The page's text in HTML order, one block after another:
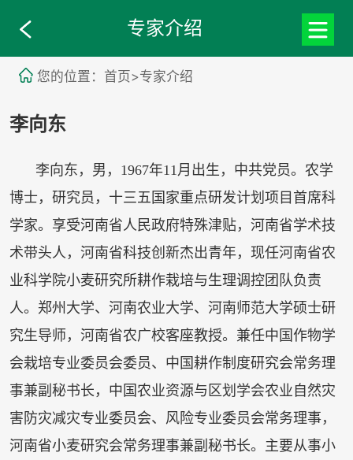
专家介绍
您的位置：首页>专家介绍
李向东
李向东，男，1967年11月出生，中共党员。农学
博士，研究员，十三五国家重点研发计划项目首席科
学家。享受河南省人民政府特殊津贴，河南省学术技
术带头人，河南省科技创新杰出青年，现任河南省农
业科学院小麦研究所耕作栽培与生理调控团队负责
人。郑州大学、河南农业大学、河南师范大学硕士研
究生导师，河南省农广校客座教授。兼任中国作物学
会栽培专业委员会委员、中国耕作制度研究会常务理
事兼副秘书长，中国农业资源与区划学会农业自然灾
害防灾减灾专业委员会、风险专业委员会常务理事，
河南省小麦研究会常务理事兼副秘书长。主要从事小